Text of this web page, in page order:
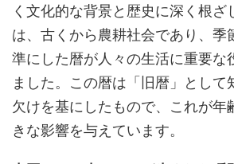
く文化的な背景と歴史に深く根ざ
は、古くから農耕社会であり、季
準にした暦が人々の生活に重要な
ました。この暦は「旧暦」として
欠けを基にしたもので、これが年
きな影響を与えています。